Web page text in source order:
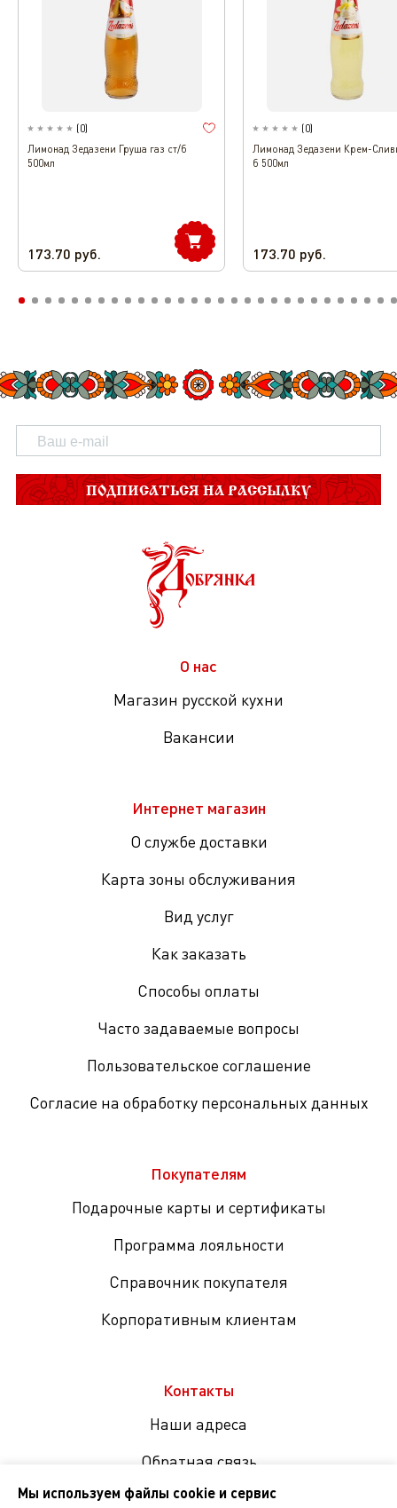
(0)
Лимонад Зедазени Груша газ ст/б
500мл
173.70 руб.
(0)
Лимонад Зедазени Крем-
б 500мл
173.70 руб.
ПОДПИСАТЬСЯ НА РАССЫЛКУ
О нас
Магазин русской кухни
Вакансии
Интернет магазин
О службе доставки
Карта зоны обслуживания
Вид услуг
Как заказать
Способы оплаты
Часто задаваемые вопросы
Пользовательское соглашение
Согласие на обработку персональных данных
Покупателям
Подарочные карты и сертификаты
Программа лояльности
Справочник покупателя
Корпоративным клиентам
Контакты
Наши адреса
Обратная связь
Мы используем файлы cookie и сервис